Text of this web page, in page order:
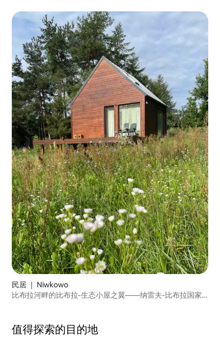
民居 ｜ Niwkowo
比布拉河畔的比布拉-生态小屋之翼——纳雷夫-比布拉国家
值得探索的目的地